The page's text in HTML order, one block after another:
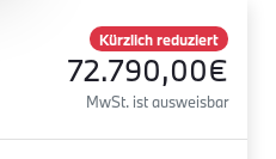
Kürzlich reduziert
72.790,00€
MwSt. ist ausweisbar